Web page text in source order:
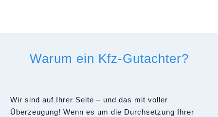
Warum ein Kfz-Gutachter?
Wir sind auf Ihrer Seite – und das mit voller
Überzeugung! Wenn es um die Durchsetzung Ihrer